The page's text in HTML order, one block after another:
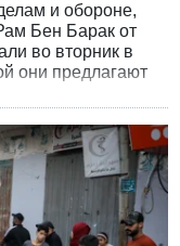
и обороне,
Бен Барак от
во вторник в
они предлагают